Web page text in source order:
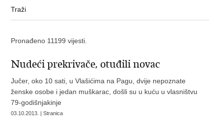
Pronađeno 11199 vijesti.
Nudeći prekrivače, otuđili novac
Jučer, oko 10 sati, u Vlašićima na Pagu, dvije nepoznate
ženske osobe i jedan muškarac, došli su u kuću u vlasništvu
79-godišnjakinje
03.10.2013. | Stranica